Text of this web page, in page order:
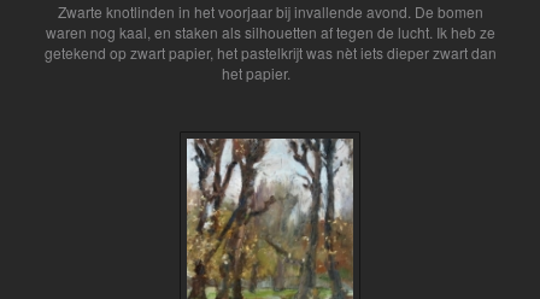
Zwarte knotlinden in het voorjaar bij invallende avond. De bomen
waren nog kaal, en staken als silhouetten af tegen de lucht. Ik heb ze
getekend op zwart papier, het pastelkrijt was nèt iets dieper zwart dan
het papier.